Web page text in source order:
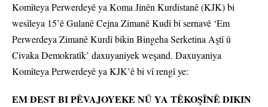
Komîteya Perwerdeyê ya Koma Jinên Kurdistanê (KJK) bi
wesîleya 15’ê Gulanê Cejna Zimanê Kudî bi sernavê ‘Em
Perwerdeya Zimanê Kurdî bikin Bingeha Serketina Aştî û
Civaka Demokratîk’ daxuyaniyek weşand. Daxuyaniya
Komîteya Perwerdeyê ya KJK’ê bi vî rengî ye:
EM DEST BI PÊVAJOYEKE NÛ YA TÊKOŞÎNÊ DIKIN